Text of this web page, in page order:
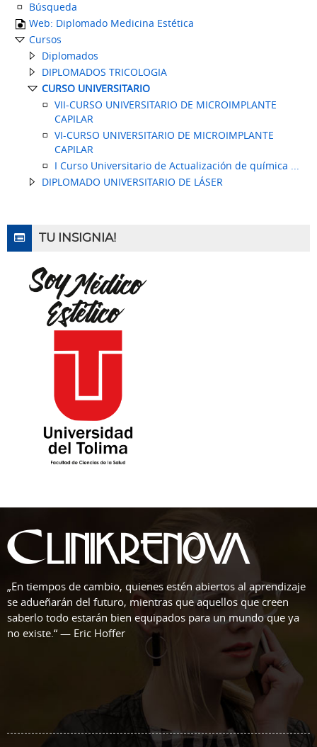
Búsqueda
Web: Diplomado Medicina Estética
Cursos
Diplomados
DIPLOMADOS TRICOLOGIA
CURSO UNIVERSITARIO
VII-CURSO UNIVERSITARIO DE MICROIMPLANTE
CAPILAR
VI-CURSO UNIVERSITARIO DE MICROIMPLANTE
CAPILAR
I Curso Universitario de Actualización de química ...
DIPLOMADO UNIVERSITARIO DE LÁSER
TU INSIGNIA!
„En tiempos de cambio, quienes estén abiertos al aprendizaje
se adueñarán del futuro, mientras que aquellos que creen
saberlo todo estarán bien equipados para un mundo que ya
no existe.“ — Eric Hoffer